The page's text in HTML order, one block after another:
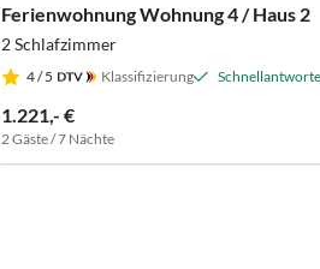
Ferienwohnung Wohnung 4 / Haus 2
2 Schlafzimmer
4/ 5 Klassifizierung
1.221,- €
2 Gäste / 7 Nächte